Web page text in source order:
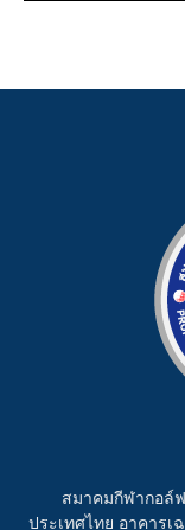
สมาคมกีฬากอล์
ประเทศไทย อาคาร